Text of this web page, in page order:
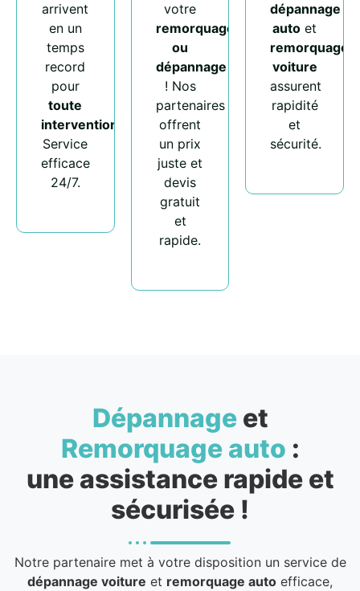
arrivent
en un
temps
record
pour
toute
intervention
Service
efficace
24/7.
votre
remorquage
ou
dépannage
! Nos
partenaires
offrent
un prix
juste et
devis
gratuit
et
rapide.
dépannage
auto et
remorquage
voiture
assurent
rapidité
et
sécurité.
Dépannageet
Remorquage auto :
une assistance rapide et
sécurisée !
Notre partenaire met à votre disposition un service de
dépannage voiture et remorquage auto efficace,